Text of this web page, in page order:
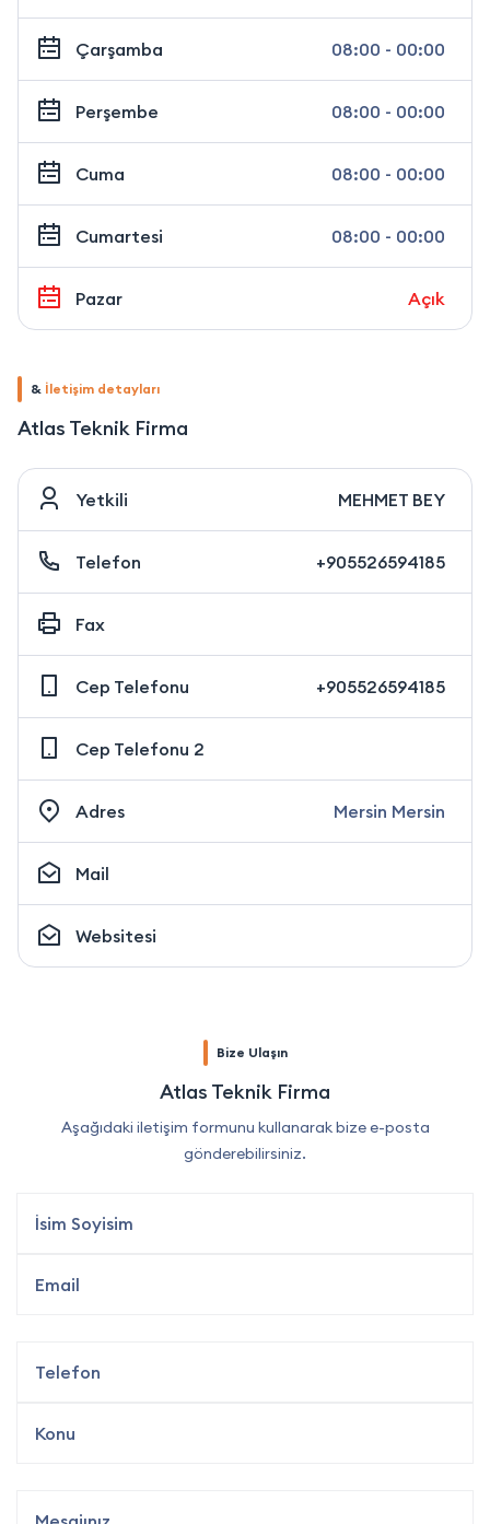
Çarşamba 08:00 - 00:00
Perşembe 08:00 - 00:00
Cuma 08:00 - 00:00
Cumartesi 08:00 - 00:00
Pazar Açık
& İletişim detayları
Atlas Teknik Firma
Yetkili MEHMET BEY
Telefon +905526594185
Fax
Cep Telefonu +905526594185
Cep Telefonu 2
Adres Mersin Mersin
Mail
Websitesi
Bize Ulaşın
Atlas Teknik Firma
Aşağıdaki iletişim formunu kullanarak bize e-posta
gönderebilirsiniz.